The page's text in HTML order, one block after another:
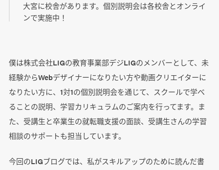
大宮に校舎があります。個別説明会は各校舎とオンライ
ンで実施中！
僕は株式会社LIGの教育事業部デジLIGのメンバーとして、未
経験からWebデザイナーになりたい方や動画クリエイターに
なりたい方に、1対1の個別説明会を通じて、スクールで学べ
ることの説明、学習カリキュラムのご案内を行ってます。ま
た、受講生と卒業生の就転職支援の面談、受講生さんの学習
相談のサポートも担当しています。
今回のLIGブログでは、私がスキルアップのために読んだ書